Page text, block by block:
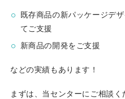
既存商品の新パッケージデ
てご支援
新商品の開発をご支援
などの実績もあります！
まずは、当センターにご相談